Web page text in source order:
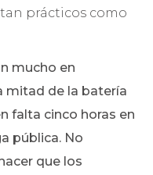
prácticos como
mucho en
mitad de la batería
falta cinco horas en
pública. No
que los